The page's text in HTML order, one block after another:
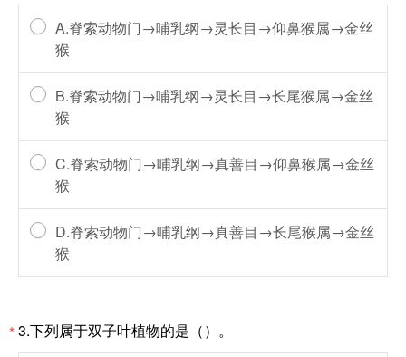
A.脊索动物门→哺乳纲→灵长目→仰鼻猴属→金丝
猴
B.脊索动物门→哺乳纲→灵长目→长尾猴属→金丝
猴
C.脊索动物门→哺乳纲→真善目→仰鼻猴属→金丝
猴
D.脊索动物门→哺乳纲→真善目→长尾猴属→金丝
猴
*3.下列属于双子叶植物的是（）。